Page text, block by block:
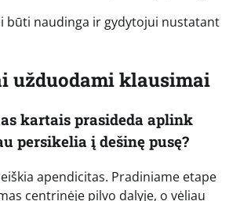
būti naudinga ir gydytojui nustatant
užduodami klausimai
kartais prasideda aplink
persikelia į dešinę pusę?
apendicitas. Pradiniame etape
centrinėje pilvo dalyje, o vėliau